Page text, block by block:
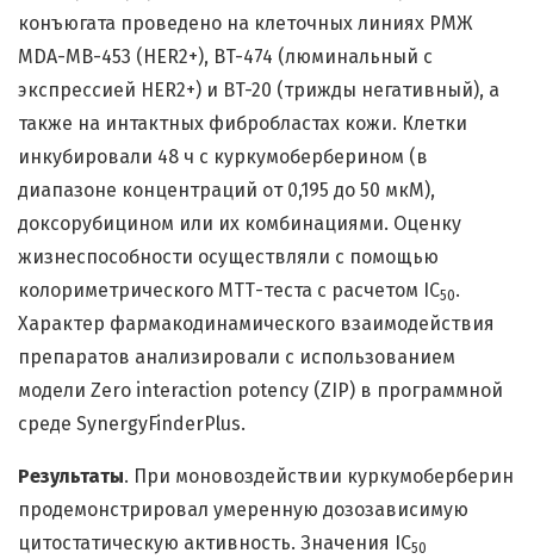
конъюгата проведено на клеточных линиях РМЖ
MDA-MB-453 (HER2+), BT-474 (люминальный с
экспрессией HER2+) и BT-20 (трижды негативный), а
также на интактных фибробластах кожи. Клетки
инкубировали 48 ч с куркумоберберином (в
диапазоне концентраций от 0,195 до 50 мкМ),
доксорубицином или их комбинациями. Оценку
жизнеспособности осуществляли с помощью
колориметрического МТТ-теста с расчетом IC50.
Характер фармакодинамического взаимодействия
препаратов анализировали с использованием
модели Zero interaction potency (ZIP) в программной
среде SynergyFinderPlus.
Результаты. При моновоздействии куркумоберберин
продемонстрировал умеренную дозозависимую
цитостатическую активность. Значения IC50